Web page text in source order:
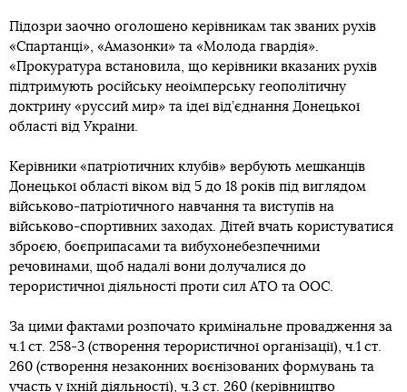
Підозри заочно оголошено керівникам так званих рухів
«Спартанці», «Амазонки» та «Молода гвардія».
«Прокуратура встановила, що керівники вказаних рухів
підтримують російську неоімперську геополітичну
доктрину «руссий мир» та ідеї від’єднання Донецької
області від України.
Керівники «патріотичних клубів» вербують мешканців
Донецької області віком від 5 до 18 років під виглядом
військово-патріотичного навчання та виступів на
військово-спортивних заходах. Дітей вчать користуватися
зброєю, боєприпасами та вибухонебезпечними
речовинами, щоб надалі вони долучалися до
терористичної діяльності проти сил АТО та ООС.
За цими фактами розпочато кримінальне провадження за
ч.1 ст. 258-3 (створення терористичної організації), ч.1 ст.
260 (створення незаконних воєнізованих формувань та
участь у їхній діяльності), ч.3 ст. 260 (керівництво